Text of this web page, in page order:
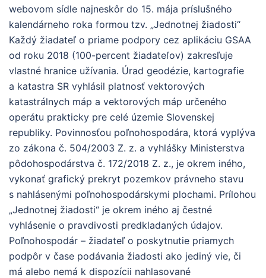
webovom sídle najneskôr do 15. mája príslušného
kalendárneho roka formou tzv. „Jednotnej žiadosti“
Každý žiadateľ o priame podpory cez aplikáciu GSAA
od roku 2018 (100-percent žiadateľov) zakresľuje
vlastné hranice užívania. Úrad geodézie, kartografie
a katastra SR vyhlásil platnosť vektorových
katastrálnych máp a vektorových máp určeného
operátu prakticky pre celé územie Slovenskej
republiky. Povinnosťou poľnohospodára, ktorá vyplýva
zo zákona č. 504/2003 Z. z. a vyhlášky Ministerstva
pôdohospodárstva č. 172/2018 Z. z., je okrem iného,
vykonať grafický prekryt pozemkov právneho stavu
s nahlásenými poľnohospodárskymi plochami. Prílohou
„Jednotnej žiadosti“ je okrem iného aj čestné
vyhlásenie o pravdivosti predkladaných údajov.
Poľnohospodár – žiadateľ o poskytnutie priamych
podpôr v čase podávania žiadosti ako jediný vie, či
má alebo nemá k dispozícii nahlasované